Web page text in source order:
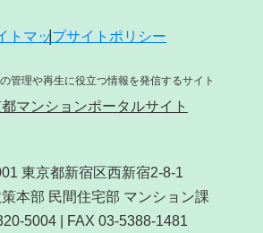
トマップサイトポリシー
管理や再生に役立つ情報を発信するサイト
マンションポータルサイト
東京都新宿区西新宿2-8-1
本部 民間住宅部 マンション課
5004 | FAX 03-5388-1481